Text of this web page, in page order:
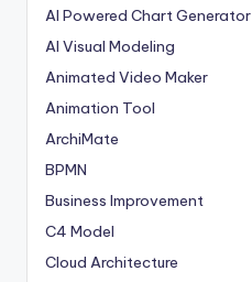
AI Powered Chart Generator
AI Visual Modeling
Animated Video Maker
Animation Tool
ArchiMate
BPMN
Business Improvement
C4 Model
Cloud Architecture